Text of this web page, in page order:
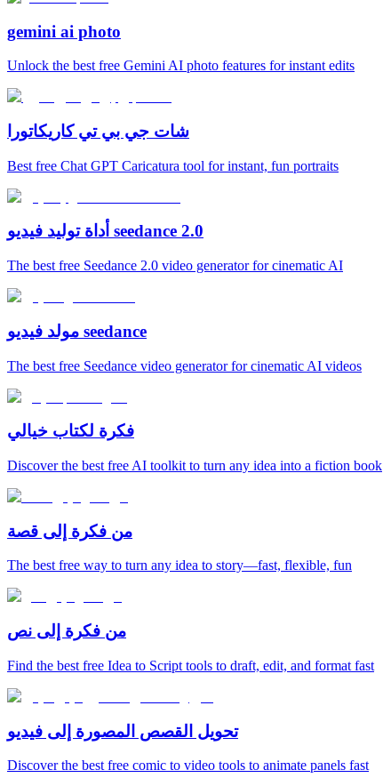
gemini ai photo
Unlock the best free Gemini AI photo features for instant edits
شات جي بي تي كاريكاتورا
Best free Chat GPT Caricatura tool for instant, fun portraits
أداة توليد فيديو seedance 2.0
The best free Seedance 2.0 video generator for cinematic AI
مولد فيديو seedance
The best free Seedance video generator for cinematic AI videos
فكرة لكتاب خيالي
Discover the best free AI toolkit to turn any idea into a fiction book
من فكرة إلى قصة
The best free way to turn any idea to story—fast, flexible, fun
من فكرة إلى نص
Find the best free Idea to Script tools to draft, edit, and format fast
تحويل القصص المصورة إلى فيديو
Discover the best free comic to video tools to animate panels fast